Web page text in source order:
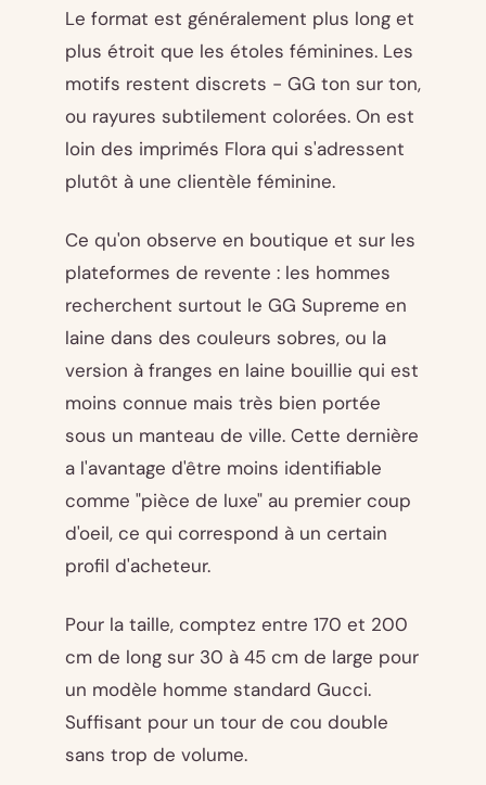
Le format est généralement plus long et
plus étroit que les étoles féminines. Les
motifs restent discrets - GG ton sur ton,
ou rayures subtilement colorées. On est
loin des imprimés Flora qui s'adressent
plutôt à une clientèle féminine.
Ce qu'on observe en boutique et sur les
plateformes de revente : les hommes
recherchent surtout le GG Supreme en
laine dans des couleurs sobres, ou la
version à franges en laine bouillie qui est
moins connue mais très bien portée
sous un manteau de ville. Cette dernière
a l'avantage d'être moins identifiable
comme "pièce de luxe" au premier coup
d'oeil, ce qui correspond à un certain
profil d'acheteur.
Pour la taille, comptez entre 170 et 200
cm de long sur 30 à 45 cm de large pour
un modèle homme standard Gucci.
Suffisant pour un tour de cou double
sans trop de volume.